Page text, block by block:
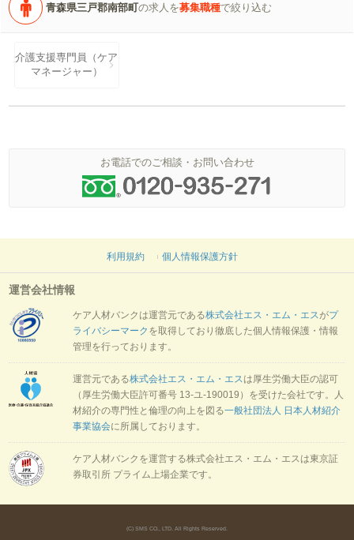
青森県三戸郡南部町の求人を募集職種で絞り込む
介護支援専門員（ケア
マネージャー）
お電話でのご相談・お問い合わせ
利用規約 個人情報保護方針
運営会社情報
ケア人材バンクは運営元である株式会社エス・エム・エスがプ
ライバシーマーク を取得しており徹底した個人情報保護・情報
管理を行っております。
運営元である株式会社エス・エム・エス は厚生労働大臣の認可
（厚生労働大臣許可番号 13-ユ-190019）を受けた会社です。人
材紹介の専門性と倫理の向上を図る一般社団法人 日本人材紹介
事業協会に所属しております。
ケア人材バンクを運営する株式会社エス・エム・エスは東京証
券取引所 プライム上場企業です。
(C) SMS CO., LTD. All Rights Reserved.